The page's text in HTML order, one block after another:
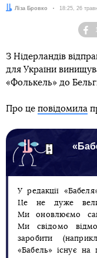
Автор:
Ліза Бровко Дата:
18:25, 26
1
З Нідерландів
для України
«Фолькель» до
Про це повідомила
У редакції
Це не дуже
Ми оновлюємо
Ми свідомо
заробити
«Бабель» існує